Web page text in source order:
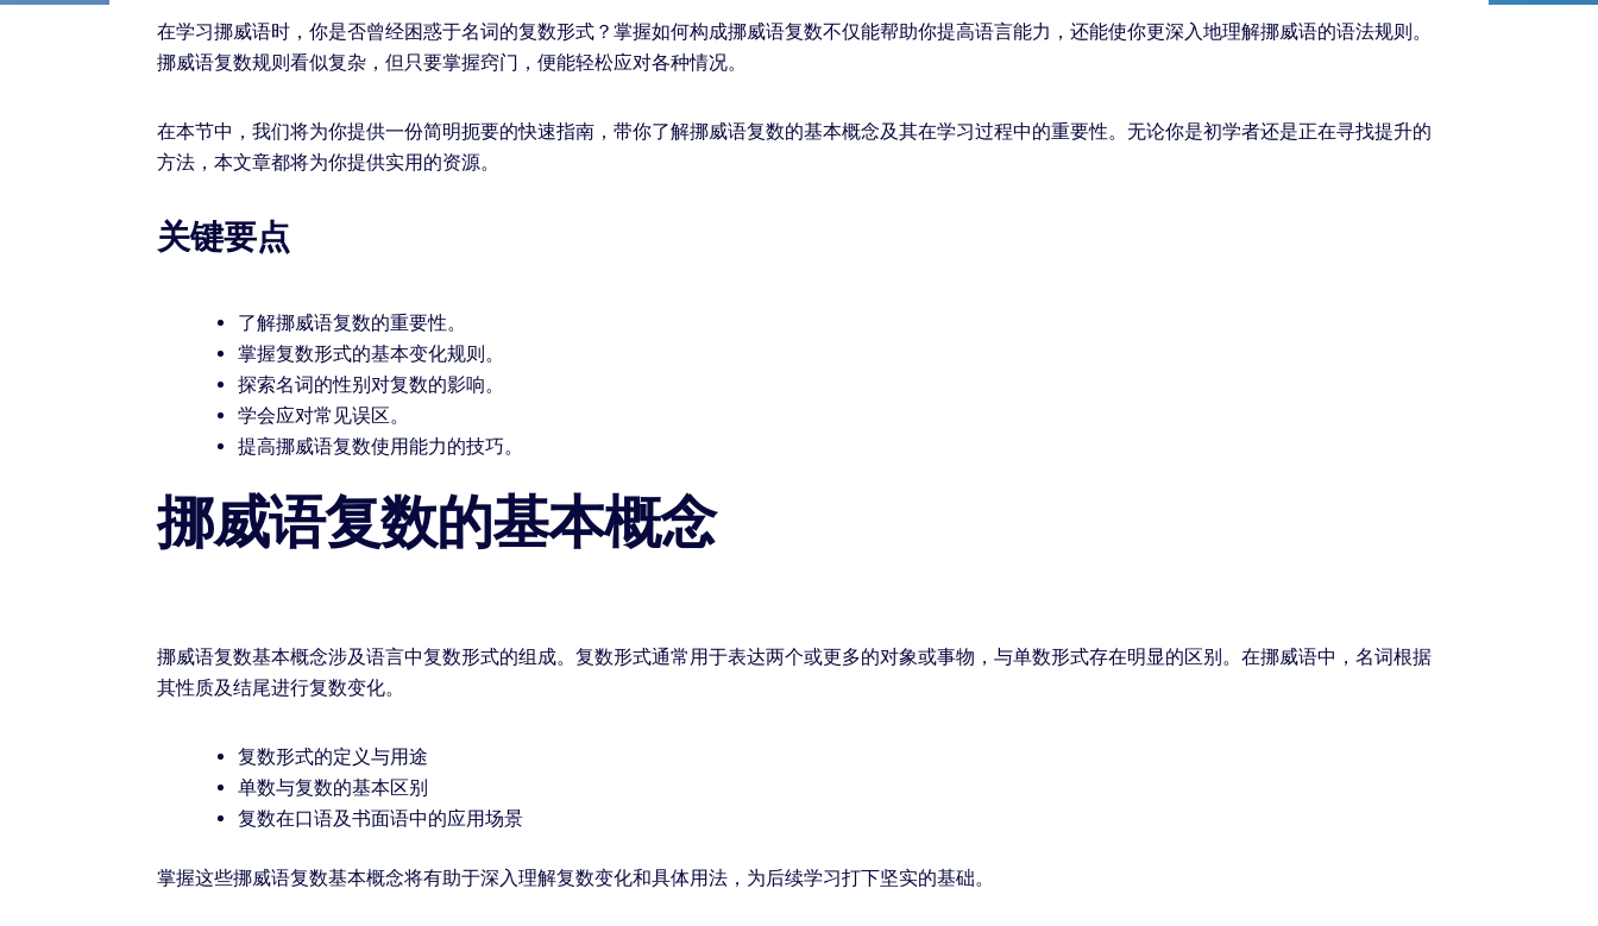
在学习挪威语时，你是否曾经困惑于名词的复数形式？掌握如何构成挪威语复数不仅能帮助你提高语言能力，还能使你更深入地理解挪威语的语法规则。
挪威语复数规则看似复杂，但只要掌握窍门，便能轻松应对各种情况。
在本节中，我们将为你提供一份简明扼要的快速指南，带你了解挪威语复数的基本概念及其在学习过程中的重要性。无论你是初学者还是正在寻找提升的
方法，本文章都将为你提供实用的资源。
关键要点
了解挪威语复数的重要性。
掌握复数形式的基本变化规则。
探索名词的性别对复数的影响。
学会应对常见误区。
提高挪威语复数使用能力的技巧。
挪威语复数的基本概念
挪威语复数基本概念涉及语言中复数形式的组成。复数形式通常用于表达两个或更多的对象或事物，与单数形式存在明显的区别。在挪威语中，名词根据
其性质及结尾进行复数变化。
复数形式的定义与用途
单数与复数的基本区别
复数在口语及书面语中的应用场景
掌握这些挪威语复数基本概念将有助于深入理解复数变化和具体用法，为后续学习打下坚实的基础。